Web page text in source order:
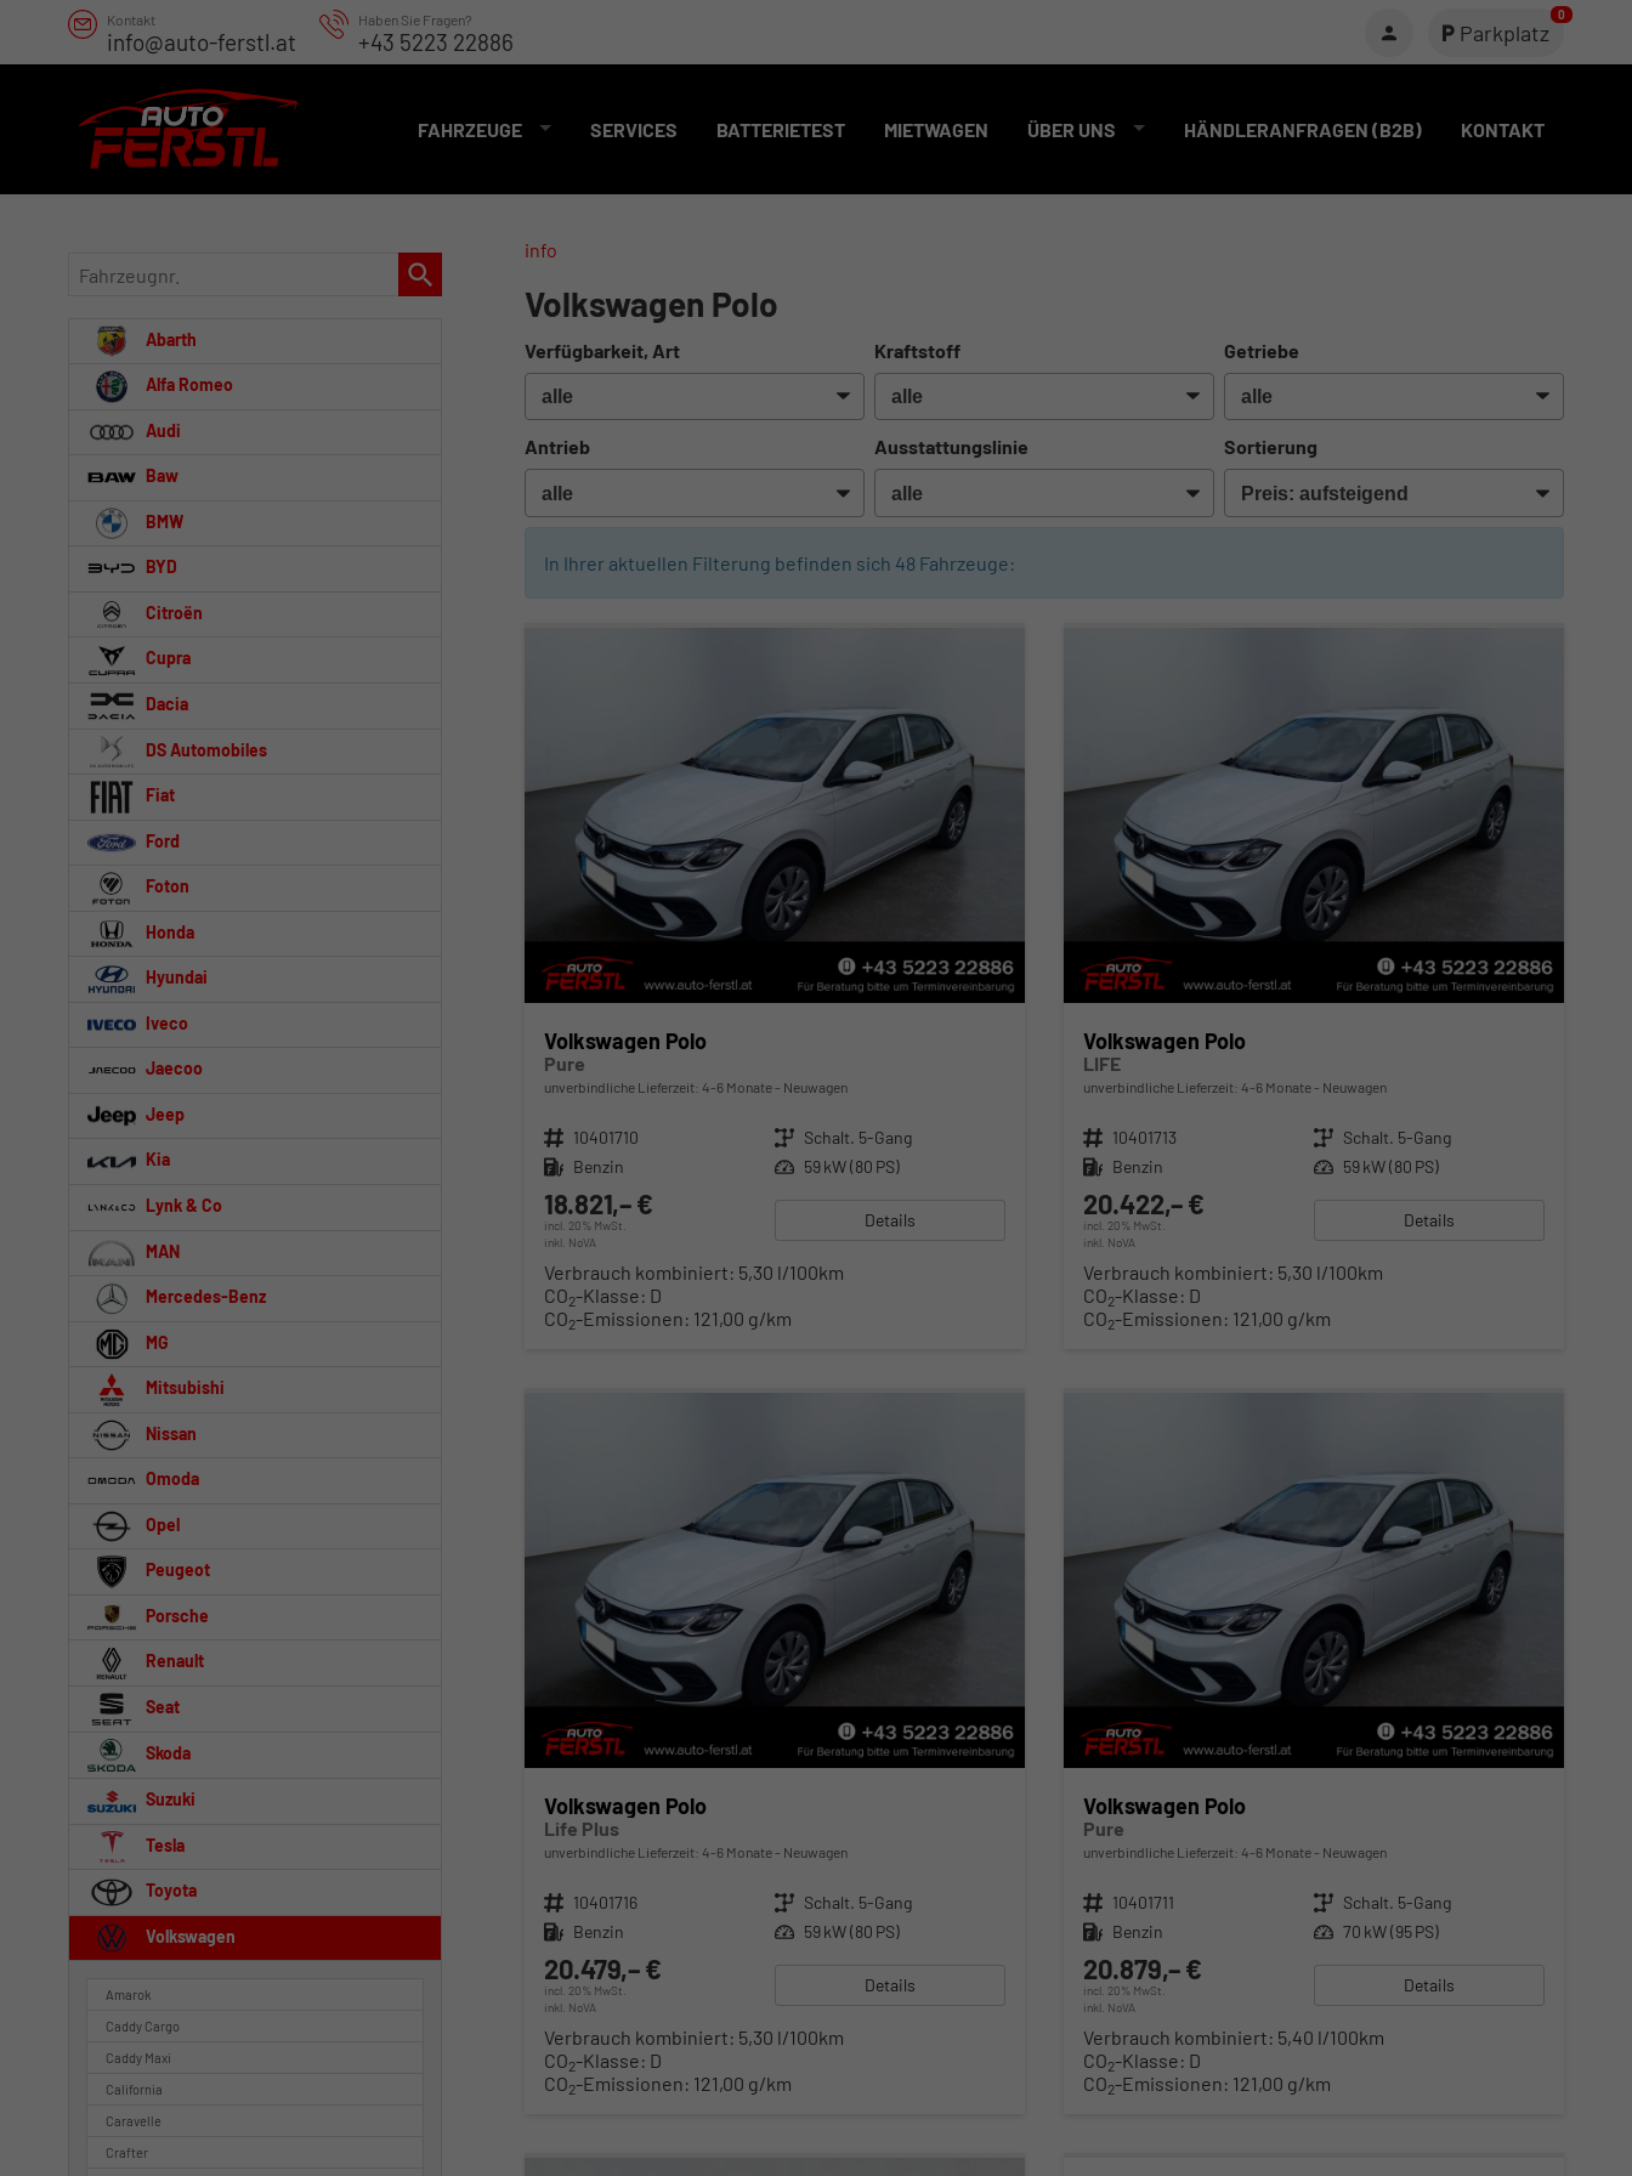
Kontakt
info@auto-ferstl.at
Haben Sie Fragen?
+43 5223 22886 Parkplatz
0
FAHRZEUGE SERVICES BATTERIETEST MIETWAGEN ÜBER UNS HÄNDLERANFRAGEN (B2B) KONTAKT
info
Volkswagen Polo
Verfügbarkeit, Art Kraftstoff Getriebe
Antrieb Ausstattungslinie Sortierung
In Ihrer aktuellen Filterung befinden sich 48 Fahrzeuge:
Volkswagen Polo
Pure
unverbindliche Lieferzeit: 4-6 Monate Neuwagen
Fahrzeugnr. 10401710 Getriebe Schalt. 5-Gang
Kraftstoff Benzin Leistung 59 kW (80 PS)
18.821,– €
incl. 20% MwSt.
inkl. NoVA
Details
Verbrauch kombiniert: 5,30 l/100km
CO2-Klasse: D
CO2-Emissionen: 121,00 g/km
Volkswagen Polo
LIFE
unverbindliche Lieferzeit: 4-6 Monate Neuwagen
Fahrzeugnr. 10401713 Getriebe Schalt. 5-Gang
Kraftstoff Benzin Leistung 59 kW (80 PS)
20.422,– €
incl. 20% MwSt.
inkl. NoVA
Details
Verbrauch kombiniert: 5,30 l/100km
CO2-Klasse: D
CO2-Emissionen: 121,00 g/km
Volkswagen Polo
Life Plus
unverbindliche Lieferzeit: 4-6 Monate Neuwagen
Fahrzeugnr. 10401716 Getriebe Schalt. 5-Gang
Kraftstoff Benzin Leistung 59 kW (80 PS)
20.479,– €
incl. 20% MwSt.
inkl. NoVA
Details
Verbrauch kombiniert: 5,30 l/100km
CO2-Klasse: D
CO2-Emissionen: 121,00 g/km
Volkswagen Polo
Pure
unverbindliche Lieferzeit: 4-6 Monate Neuwagen
Fahrzeugnr. 10401711 Getriebe Schalt. 5-Gang
Kraftstoff Benzin Leistung 70 kW (95 PS)
20.879,– €
incl. 20% MwSt.
inkl. NoVA
Details
Verbrauch kombiniert: 5,40 l/100km
CO2-Klasse: D
CO2-Emissionen: 121,00 g/km
Fahrzeugnr.
Abarth
Alfa Romeo
Audi
Baw
BMW
BYD
Citroën
Cupra
Dacia
DS Automobiles
Fiat
Ford
Foton
Honda
Hyundai
Iveco
Jaecoo
Jeep
Kia
Lynk & Co
MAN
Mercedes-Benz
MG
Mitsubishi
Nissan
Omoda
Opel
Peugeot
Porsche
Renault
Seat
Skoda
Suzuki
Tesla
Toyota
Volkswagen
Amarok
Caddy Cargo
Caddy Maxi
California
Caravelle
Crafter